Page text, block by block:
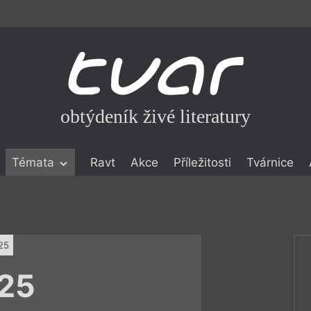
obtýdeník živé literatury
Témata Ravt Akce Příležitosti Tvárnice